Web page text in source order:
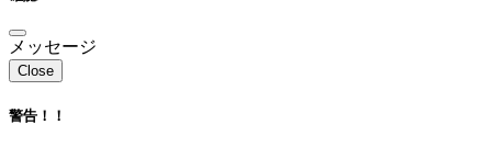
メッセージ
Close
警告！！